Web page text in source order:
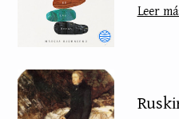
Leer